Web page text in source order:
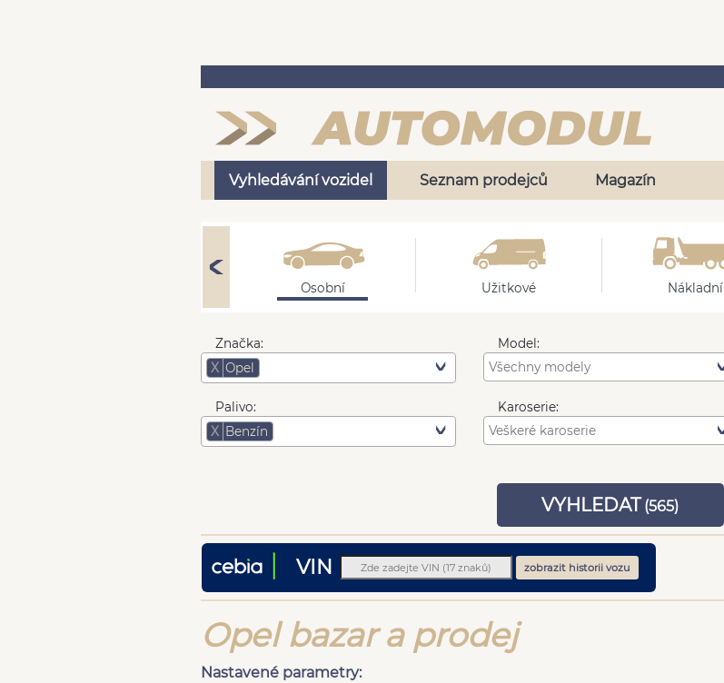
Vyhledávání vozidel Seznam prodejců Magazín
Osobní Užitkové Nákladní
Značka:
X Opel
Model:
Palivo:
X Benzín
Karoserie:
VYHLEDAT (565)
VIN zobrazit historii vozu
Opel bazar a prodej
Nastavené parametry: